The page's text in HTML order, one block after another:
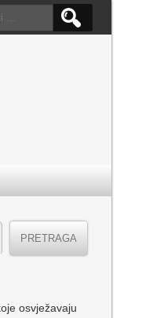
PRETRAGA
osvježavaju